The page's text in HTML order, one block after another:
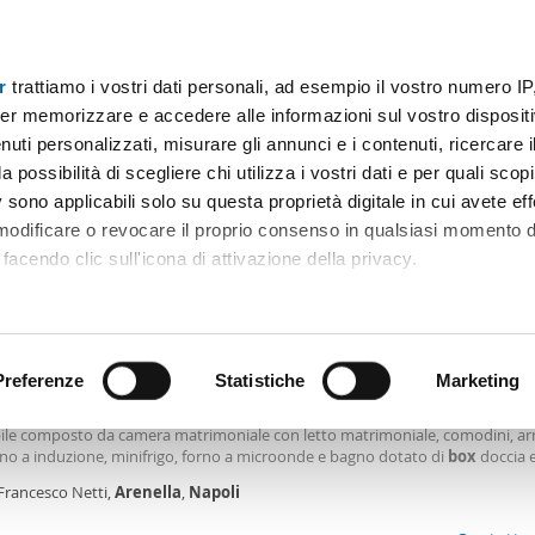
trattiamo i vostri dati personali, ad esempio il vostro numero
memorizzare e accedere alle informazioni sul vostro
personalizzati, misurare gli annunci e i contenuti, ricercare
possibilità di scegliere chi utilizza i vostri dati e per quali
applicabili solo su questa proprietà digitale in cui avete
o revocare il proprio consenso in qualsiasi momento
clic sull'icona di attivazione della privacy.
scansionandolo attivamente alla ricerca di caratteristiche
elaborati i tuoi dati personali e imposta le tue preferenze
il tuo consenso in qualsiasi momento dalla Dichiarazione
contenuti ed annunci, per fornire funzionalità dei
Statistiche Marketing
Prezzo Superficie Locali Più filtri - 1
napoli Napoli
Ordine Mioaffitto
arredato Arenella
composto da camera matrimoniale con letto matrimoniale, comodini,
a induzione, minifrigo, forno a microonde e bagno dotato di box doccia
Luminosissima. Inoltre l nel canone mensile indicato sono incluse anche le
Netti,Arenella, Napoli